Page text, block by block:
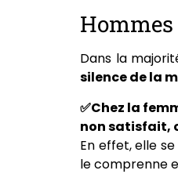
Dans la
silence de la
✅Chez la
non satisfait,
En effet, elle
le comprenne